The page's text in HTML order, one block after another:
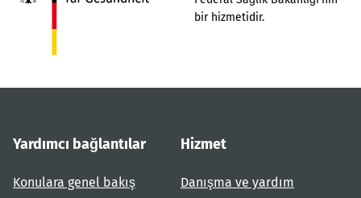
bir hizmetidir.
Yardımcı bağlantılar
Konulara genel bakış
Hizmet
Danışma ve yardım